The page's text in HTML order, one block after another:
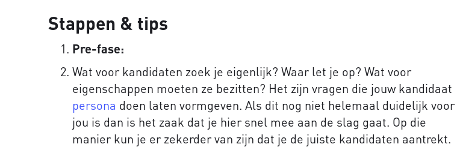
Stappen & tips
Pre-fase:
Wat voor kandidaten zoek je eigenlijk? Waar let je op? Wat voor
eigenschappen moeten ze bezitten? Het zijn vragen die jouw kandidaat
persona doen laten vormgeven. Als dit nog niet helemaal duidelijk voor
jou is dan is het zaak dat je hier snel mee aan de slag gaat. Op die
manier kun je er zekerder van zijn dat je de juiste kandidaten aantrekt.